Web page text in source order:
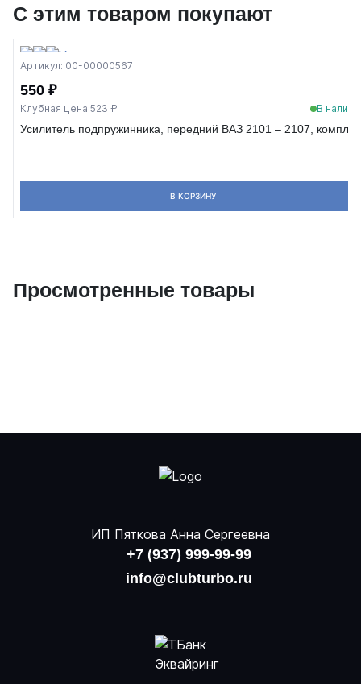
С этим товаром покупают
Артикул: 00-00000567
550 ₽
Клубная цена 523 ₽ В
Усилитель подпружинника, передний ВАЗ 2101 – 2107,
В КОРЗИНУ
Просмотренные товары
ИП Пяткова Анна Сергеевна
+7 (937) 999-99-99
info@clubturbo.ru